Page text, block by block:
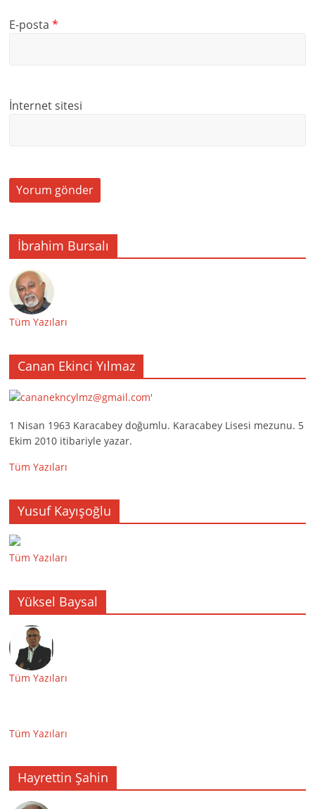
E-posta*
İnternet sitesi
İbrahim Bursalı
Tüm Yazıları
Canan Ekinci Yılmaz
1 Nisan 1963 Karacabey doğumlu. Karacabey Lisesi mezunu. 5
Ekim 2010 itibariyle yazar.
Tüm Yazıları
Yusuf Kayışoğlu
Tüm Yazıları
Yüksel Baysal
Tüm Yazıları
Tüm Yazıları
Hayrettin Şahin